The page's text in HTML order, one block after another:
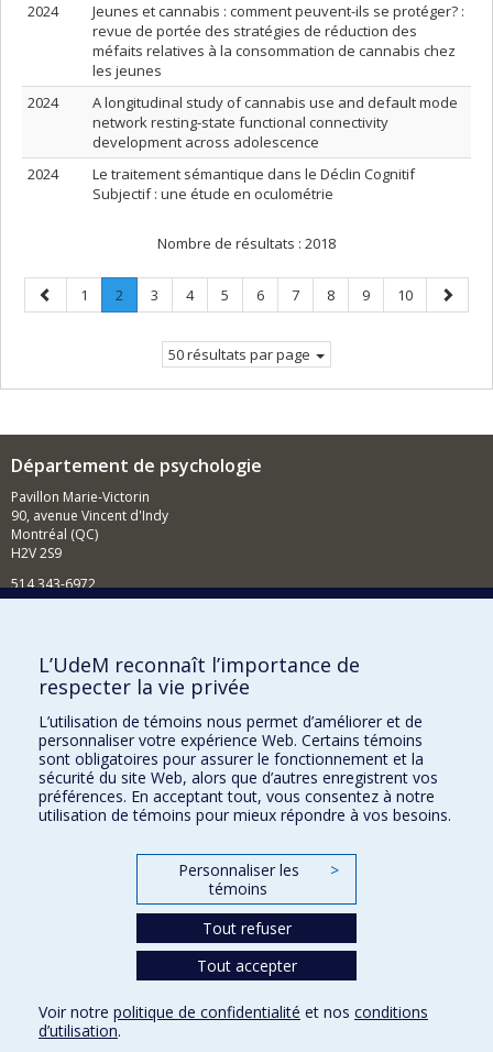
2024
Jeunes et cannabis : comment peuvent-ils se protéger? :
revue de portée des stratégies de réduction des
méfaits relatives à la consommation de cannabis chez
les jeunes
2024
A longitudinal study of cannabis use and default mode
network resting-state functional connectivity
development across adolescence
2024
Le traitement sémantique dans le Déclin Cognitif
Subjectif : une étude en oculométrie
Nombre de résultats : 2018
Page
précédente
Page
1 Page
2
Page
Page
3 Page
4 Page
5 Page
6 Page
7 Page
8 Page
9 Page
10
Page
50 résultats par page
Département de psychologie
Pavillon Marie-Victorin
90, avenue Vincent d'Indy
Montréal (QC)
H2V 2S9
514 343-6972
Comment soutenir le Département?
BESOIN D'AIDE?
Plan du site
Signaler une erreur
Accessibilité
FACULTÉ DES ARTS ET DES SCIENCES
Nos départements et écoles
Conditions d’utilisation
L’UdeM reconnaît l’importance de
respecter la vie privée
L’utilisation de témoins nous permet d’améliorer et de
personnaliser votre expérience Web. Certains témoins
sont obligatoires pour assurer le fonctionnement et la
sécurité du site Web, alors que d’autres enregistrent vos
préférences. En acceptant tout, vous consentez à notre
utilisation de témoins pour mieux répondre à vos besoins.
Personnaliser les
témoins
>
Tout refuser
Tout accepter
Voir notre politique de confidentialité et nos conditions
d’utilisation.